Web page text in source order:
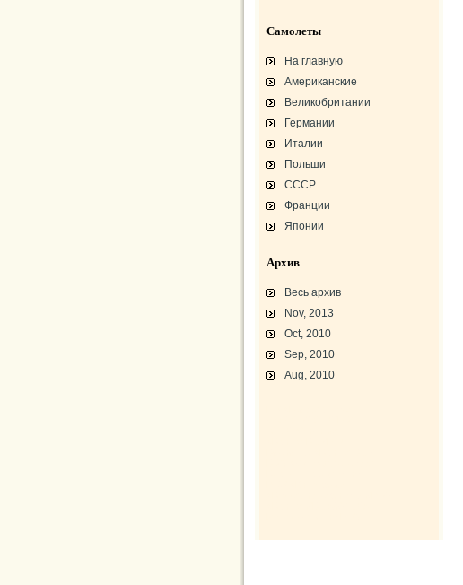
Самолеты
На главную
Американские
Великобритании
Германии
Италии
Польши
СССР
Франции
Японии
Архив
Весь архив
Nov, 2013
Oct, 2010
Sep, 2010
Aug, 2010